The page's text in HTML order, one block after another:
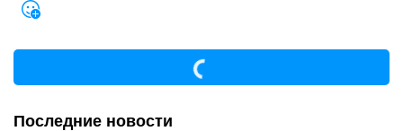
Последние новости